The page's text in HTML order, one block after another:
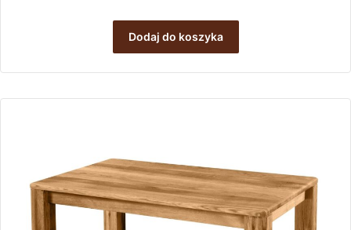
wynosiła:
449,00 zł.
Dodaj do koszyka